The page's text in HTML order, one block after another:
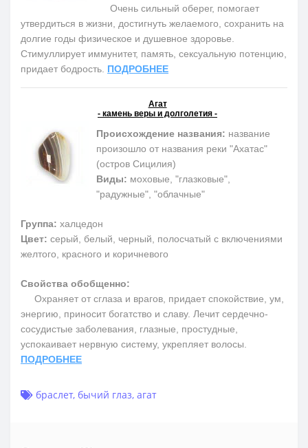
Очень сильный оберег, помогает
утвердиться в жизни, достигнуть желаемого, сохранить на
долгие годы физическое и душевное здоровье.
Cтимуллирует иммунитет, память, сексуальную потенцию,
придает бодрость. ПОДРОБНЕЕ
Агат
- камень веры и долголетия -
Происхождение названия: название
произошло от названия реки "Ахатас"
(остров Сицилия)
Виды: моховые, "глазковые",
"радужные", "облачные"
Группа: халцедон
Цвет: серый, белый, черный, полосчатый с включениями
желтого, красного и коричневого
Свойства обобщенно:
Охраняет от сглаза и врагов, придает спокойствие, ум,
энергию, приносит богатство и славу. Лечит сердечно-
сосудистые заболевания, глазные, простудные,
успокаивает нервную систему, укрепляет волосы.
ПОДРОБНЕЕ
браслет, бычий глаз, агат